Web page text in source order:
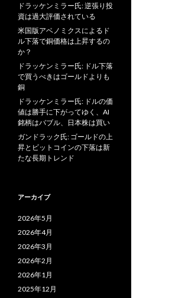
ドラッケンミラー氏: 逆張り投
資は過大評価されている
米国版アベノミクスによるド
ル下落で銅価格は上昇するの
か？
ドラッケンミラー氏: ドル下落
で買うべきはゴールドよりも
銅
ドラッケンミラー氏: ドルの価
値は勝手に下がってゆく、AI
銘柄はバブル、日本株は買い
ガンドラック氏: ゴールドの上
昇とビットコインの下落は新
たな長期トレンド
アーカイブ
2026年5月
2026年4月
2026年3月
2026年2月
2026年1月
2025年12月